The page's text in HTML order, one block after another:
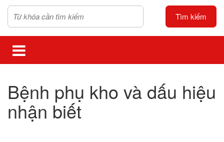
Tìm kiếm
Bệnh phụ kho và dấu hiệu
nhận biết